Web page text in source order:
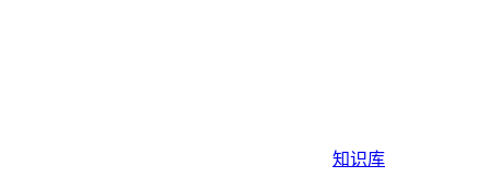
知识库